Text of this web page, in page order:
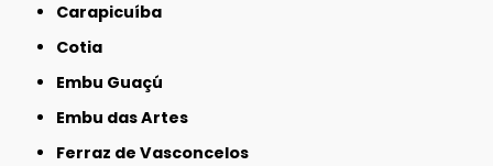
Carapicuíba
Cotia
Embu Guaçú
Embu das Artes
Ferraz de Vasconcelos